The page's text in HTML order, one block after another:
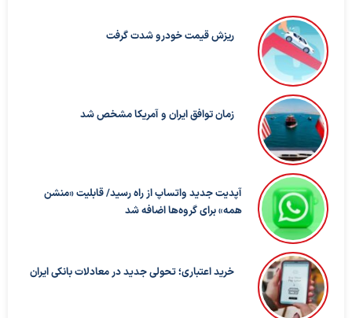
ریزش قیمت خودرو شدت گرفت
زمان توافق ایران و آمریکا مشخص شد
آپدیت جدید واتساپ از راه رسید/ قابلیت «منشن
همه» برای گروه‌ها اضافه شد
خرید اعتباری؛ تحولی جدید در معادلات بانکی ایران